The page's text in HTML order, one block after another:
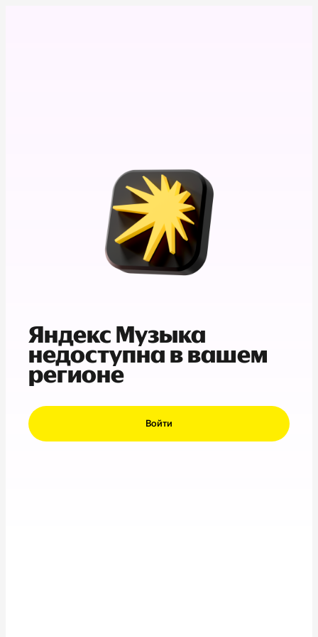
Яндекс Музыка
недоступна в вашем
регионе
Войти